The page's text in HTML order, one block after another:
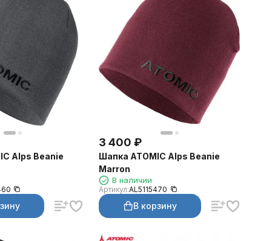
Alps Beanie
3 400 ₽
Шапка ATOMIC Alps Beanie
Marron
В наличии
Артикул:AL5115470
В корзину